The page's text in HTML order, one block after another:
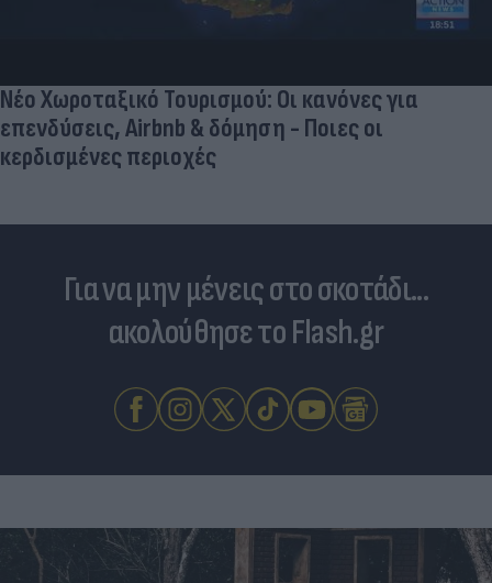
Νέο Χωροταξικό Τουρισμού: Οι κανόνες για
επενδύσεις, Airbnb & δόμηση - Ποιες οι
κερδισμένες περιοχές
Για να μην μένεις στο σκοτάδι...
ακολούθησε το Flash.gr